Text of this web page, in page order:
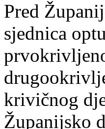
Pred
sjednica
krivičnog
Županijsko